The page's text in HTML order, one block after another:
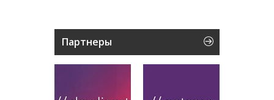
Партнеры